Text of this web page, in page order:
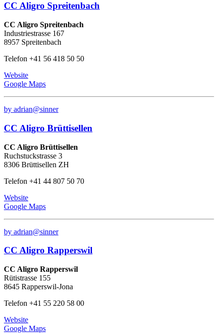
CC Aligro Spreitenbach
CC Aligro Spreitenbach
Industriestrasse 167
8957 Spreitenbach
Telefon +41 56 418 50 50
Website
Google Maps
by adrian@sinner
CC Aligro Brüttisellen
CC Aligro Brüttisellen
Ruchstuckstrasse 3
8306 Brüttisellen ZH
Telefon +41 44 807 50 70
Website
Google Maps
by adrian@sinner
CC Aligro Rapperswil
CC Aligro Rapperswil
Rütistrasse 155
8645 Rapperswil-Jona
Telefon +41 55 220 58 00
Website
Google Maps